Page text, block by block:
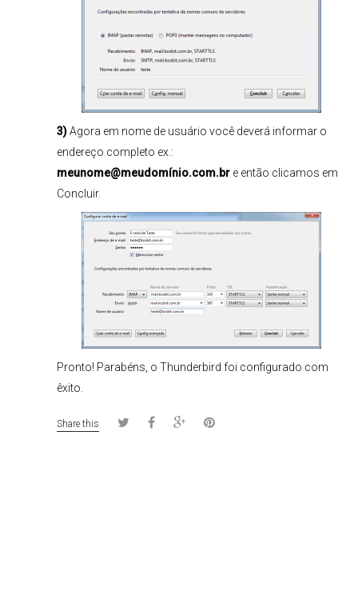
3)Agora em nome de usuário você deverá informar o
endereço completo ex.:
meunome@meudomínio.com.br e então clicamos em
Concluir.
Pronto! Parabéns, o Thunderbird foi configurado com
êxito.
Share this